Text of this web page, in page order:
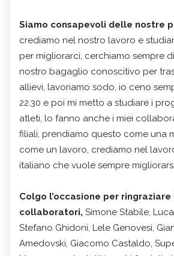
Siamo consapevoli delle nostre
crediamo nel nostro lavoro e
per migliorarci, cerchiamo sempre
nostro bagaglio conoscitivo per
allievi, lavoriamo sodo, io ceno
22.30 e poi mi metto a studiare i
atleti, lo fanno anche i miei
filiali, prendiamo questo come una
come un lavoro, crediamo nel
italiano che vuole sempre
Colgo l’occasione per ringraziare
collaboratori, Simone Stabile,
Stefano Ghidoni, Lele Genovesi,
Amedovski, Giacomo Castaldo,